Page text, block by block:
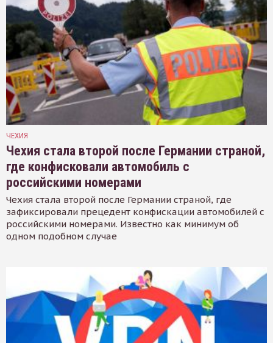
ЧЕХИЯ
Чехия стала второй после Германии страной,
где конфисковали автомобиль с
российскими номерами
Чехия стала второй после Германии страной, где
зафиксировали прецедент конфискации автомобилей с
российскими номерами. Известно как минимум об
одном подобном случае